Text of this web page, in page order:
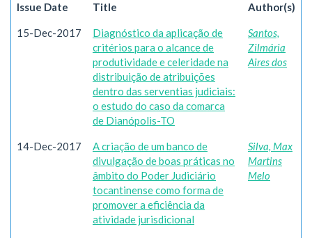
Issue Date Title Author(s)
15-Dec-2017
Diagnóstico da aplicação de
critérios para o alcance de
produtividade e celeridade na
distribuição de atribuições
dentro das serventias judiciais:
o estudo do caso da comarca
de Dianópolis-TO
Santos,
Zilmária
Aires dos
14-Dec-2017
A criação de um banco de
divulgação de boas práticas no
âmbito do Poder Judiciário
tocantinense como forma de
promover a eficiência da
atividade jurisdicional
Silva, Max
Martins
Melo